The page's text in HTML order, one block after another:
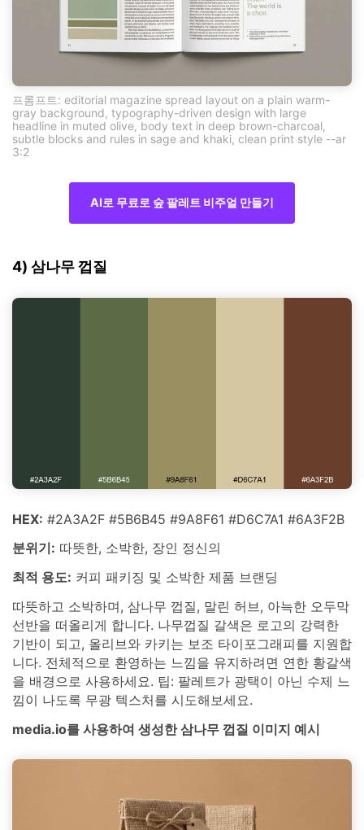
프롬프트: editorial magazine spread layout on a plain warm-
gray background, typography-driven design with large
headline in muted olive, body text in deep brown-charcoal,
subtle blocks and rules in sage and khaki, clean print style --ar
3:2
AI로 무료로 숲 팔레트 비주얼 만들기
4) 삼나무 껍질
HEX: #2A3A2F #5B6B45 #9A8F61 #D6C7A1 #6A3F2B
분위기: 따뜻한, 소박한, 장인 정신의
최적 용도: 커피 패키징 및 소박한 제품 브랜딩
따뜻하고 소박하며, 삼나무 껍질, 말린 허브, 아늑한 오두막
선반을 떠올리게 합니다. 나무껍질 갈색은 로고의 강력한
기반이 되고, 올리브와 카키는 보조 타이포그래피를 지원합
니다. 전체적으로 환영하는 느낌을 유지하려면 연한 황갈색
을 배경으로 사용하세요. 팁: 팔레트가 광택이 아닌 수제 느
낌이 나도록 무광 텍스처를 시도해보세요.
media.io를 사용하여 생성한 삼나무 껍질 이미지 예시